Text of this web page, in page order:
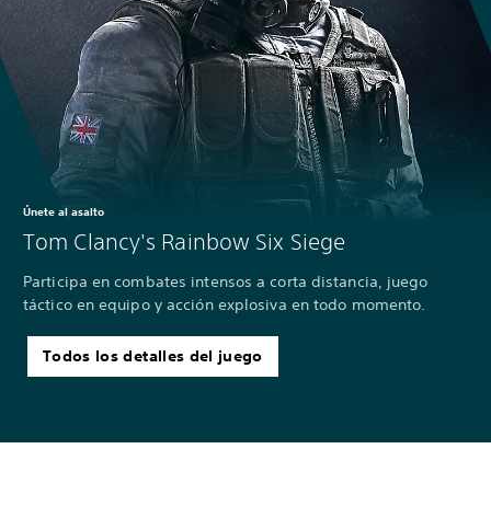
Únete al asalto
Tom Clancy's Rainbow Six Siege
Participa en combates intensos a corta distancia, juego
táctico en equipo y acción explosiva en todo momento.
Todos los detalles del juego